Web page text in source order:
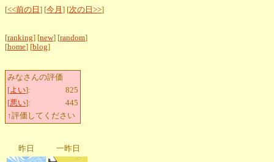
[<<前の日 ] [今月 ] [次の日>>]
[ranking] [new] [random]
[home] [blog]
みなさんの評価
[よい]:
825
[悪い]:
445
↑評価してください
昨日 一昨日